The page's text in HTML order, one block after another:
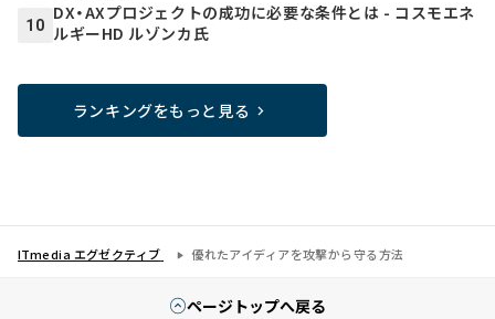
10
DX・AXプロジェクトの成功に必要な条件とは - コスモエネ
ルギーHD ルゾンカ氏
ランキングをもっと見る
ITmedia エグゼクティブ 優れたアイディアを攻撃から守る方法
ページトップへ戻る